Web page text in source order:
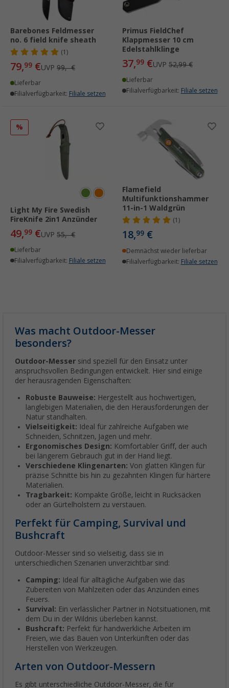
Barebones Feldmesser
no. 6 field knife sheath
(1)
79,99 €UVP 99,- €
Lieferbar
Filialverfügbarkeit: Filiale setzen
Primus FieldChef
Klappmesser 10 cm
Edelstahlklinge
37,99 €UVP 52,99 €
Lieferbar
Filialverfügbarkeit: Filiale setzen
%
Light My Fire Swedish
FireKnife 2in1 Anzünder
49,99 €UVP 55,- €
Lieferbar
Filialverfügbarkeit: Filiale setzen
Flamefield
Multifunktionshammer
11-in-1 Waldgrün
(1)
18,99 €
Demnächst wieder lieferbar
Filialverfügbarkeit: Filiale setzen
Was macht Outdoor-Messer
besonders?
Outdoor-Messer sind speziell für den Einsatz unter
anspruchsvollen Bedingungen entwickelt. Hier sind einige
der herausragenden Eigenschaften:
Robuste Bauweise: Hergestellt aus hochwertigen,
langlebigen Materialien, die den Herausforderungen der
Natur standhalten.
Vielseitigkeit: Ideal für zahlreiche Aufgaben wie
Schneiden, Schnitzen, Jagen und mehr.
Ergonomisches Design: Komfortabler Griff, der auch
bei längerem Gebrauch gut in der Hand liegt.
Verschiedene Klingenarten: Von glatten Klingen für
präzise Schnitte bis hin zu gezahnten Klingen für härtere
Materialien.
Tragbarkeit: Kompakte Größe, leicht in Rucksäcken
oder an Gürtelholstern zu verstauen.
Perfekt für Camping, Survival und
Bushcraft
Outdoor-Messer sind so vielseitig, dass sie in
unterschiedlichen Szenarien unverzichtbar sind:
Camping: Ideal für alltägliche Aufgaben wie das
Zubereiten von Mahlzeiten oder das Anzünden eines
Feuers.
Survival: Ein verlässlicher Partner in Notsituationen, mit
dem Du in der Wildnis überleben kannst.
Bushcraft: Perfekt für handwerkliche Arbeiten im
Freien, wie das Bauen von Unterkünften oder das
Herstellen von Werkzeugen.
Arten von Outdoor-Messern
Es gibt unterschiedliche Outdoor-Messer, die für